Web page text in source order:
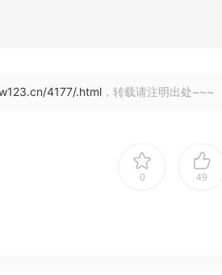
4177/.html ，转载请注明出处~~~
0 49